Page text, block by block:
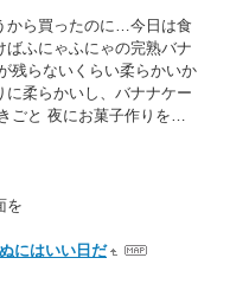
から買ったのに…今日は食
ふにゃふにゃの完熟バナ
残らないくらい柔らかいか
に柔らかいし、バナナケー
ごと 夜にお菓子作りを…
を
にはいい日だ